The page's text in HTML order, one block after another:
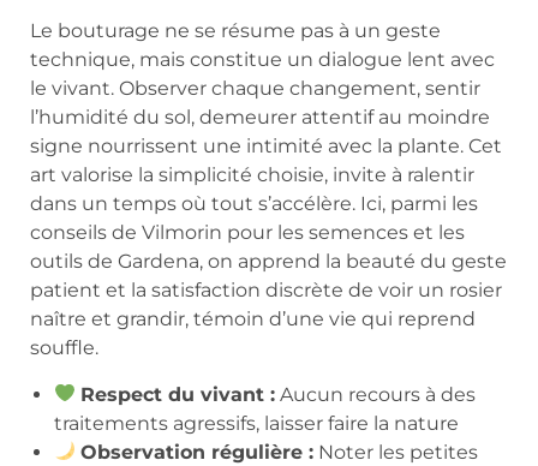
Le bouturage ne se résume pas à un geste
technique, mais constitue un dialogue lent avec
le vivant. Observer chaque changement, sentir
l’humidité du sol, demeurer attentif au moindre
signe nourrissent une intimité avec la plante. Cet
art valorise la simplicité choisie, invite à ralentir
dans un temps où tout s’accélère. Ici, parmi les
conseils de Vilmorin pour les semences et les
outils de Gardena, on apprend la beauté du geste
patient et la satisfaction discrète de voir un rosier
naître et grandir, témoin d’une vie qui reprend
souffle.
Respect du vivant : Aucun recours à des
traitements agressifs, laisser faire la nature
Observation régulière : Noter les petites